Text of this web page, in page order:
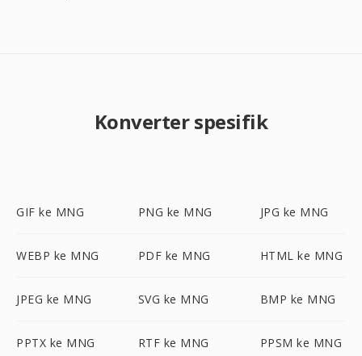
Konverter spesifik
GIF ke MNG PNG ke MNG JPG ke MNG
WEBP ke MNG PDF ke MNG HTML ke MNG
JPEG ke MNG SVG ke MNG BMP ke MNG
PPTX ke MNG RTF ke MNG PPSM ke MNG